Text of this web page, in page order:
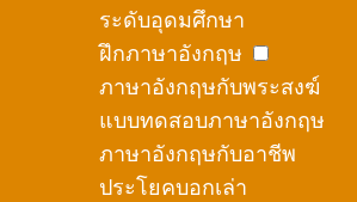
ระดับอุดมศึกษา
ฝึกภาษาอังกฤษ
ภาษาอังกฤษกับพระสงฆ์
แบบทดสอบภาษาอังกฤษ
ภาษาอังกฤษกับอาชีพ
ประโยคบอกเล่า